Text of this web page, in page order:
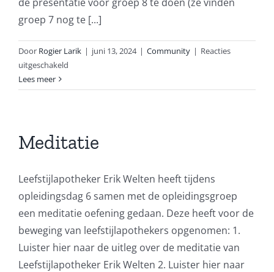
groep 7 nog te [...]
Door Rogier Larik | juni 13, 2024 | Community | Reacties
uitgeschakeld
Lees meer
Meditatie
Leefstijlapotheker Erik Welten heeft tijdens
opleidingsdag 6 samen met de opleidingsgroep
een meditatie oefening gedaan. Deze heeft voor de
beweging van leefstijlapothekers opgenomen: 1.
Luister hier naar de uitleg over de meditatie van
Leefstijlapotheker Erik Welten 2. Luister hier naar